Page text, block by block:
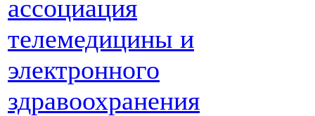
ассоциация
телемедицины и
электронного
здравоохранения